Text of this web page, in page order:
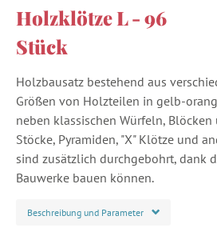
Holzklötze L - 96
Stück
Holzbausatz bestehend aus
Größen von Holzteilen in gelb-
neben klassischen Würfeln, Blöcken
Stöcke, Pyramiden, "X" Klötze und
sind zusätzlich durchgebohrt, dank
Bauwerke bauen können.
Beschreibung und Parameter